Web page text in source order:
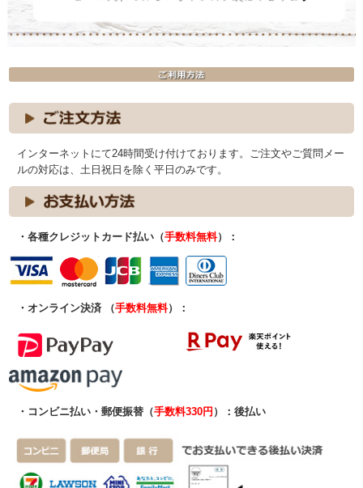
インターネットにて24時間受け付けております。ご注文やご質問メー
ルの対応は、土日祝日を除く平日のみです。
・各種クレジットカード払い（手数料無料）：
・オンライン決済 （手数料無料）：
・コンビニ払い・郵便振替（手数料330円 ）：後払い